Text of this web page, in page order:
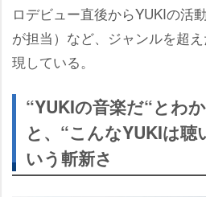
ロデビュー直後からYUKIの活
が担当）など、ジャンルを超
現している。
“YUKIの音楽だ“とわ
と、“こんなYUKIは聴
いう斬新さ